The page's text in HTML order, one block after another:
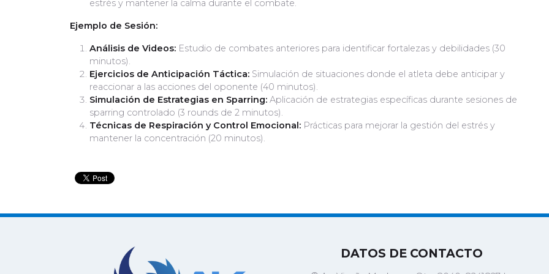
estrés y mantener la calma durante el combate.
Ejemplo de Sesión:
Análisis de Videos: Estudio de combates anteriores para identificar fortalezas y debilidades (30
minutos).
Ejercicios de Anticipación Táctica: Simulación de situaciones donde el atleta debe anticipar y
reaccionar a las acciones del oponente (40 minutos).
Simulación de Estrategias en Sparring: Aplicación de estrategias específicas durante sesiones de
sparring controlado (3 rounds de 2 minutos).
Técnicas de Respiración y Control Emocional: Prácticas para mejorar la gestión del estrés y
mantener la concentración (20 minutos).
DATOS DE CONTACTO